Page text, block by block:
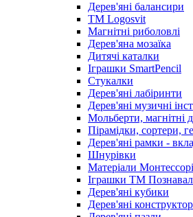
Дерев'яні балансири
TM Logosvit
Магнітні риболовлі
Дерев'яна мозаїка
Дитячі каталки
Іграшки SmartPencil
Стукалки
Дерев'яні лабіринти
Дерев'яні музичні
Мольберти, магнітні
Пірамідки, сортери,
Дерев'яні рамки -
Шнурівки
Матеріали Монтессорі
Іграшки ТМ
Дерев'яні кубики
Дерев'яні